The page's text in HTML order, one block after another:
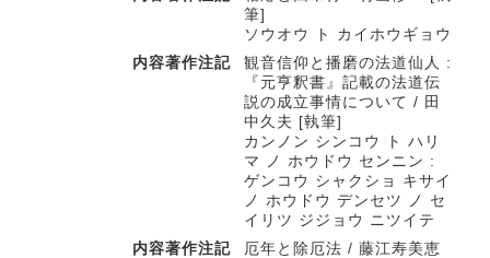
筆]
ソウオウ ト カイホウギョウ
内容著作注記
観音信仰と播磨の法道仙人 :
『元亨釈書』記載の法道伝
説の成立事情について / 田
中久夫 [執筆]
カンノン シンコウ ト ハリ
マ ノ ホウドウ センニン :
ゲンコウ シャクショ キサイ
ノ ホウドウ デンセツ ノ セ
イリツ ジジョウ ニツイテ
内容著作注記
厄年と除厄法 / 藤江寿美恵